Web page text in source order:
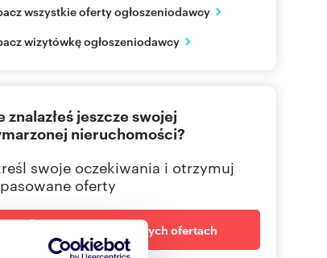
wszystkie oferty ogłoszeniodawcy
wizytówkę ogłoszeniodawcy
znalazłeś jeszcze swojej
nieruchomości?
swoje oczekiwania i otrzymuj
oferty
Powiadom o nowych ofertach